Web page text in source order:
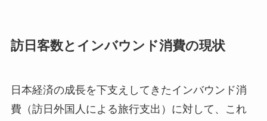
訪日客数とインバウンド消費の現状
日本経済の成長を下支えしてきたインバウンド消
費（訪日外国人による旅行支出）に対して、これ